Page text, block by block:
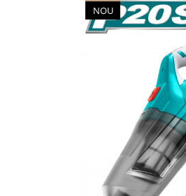
NOU